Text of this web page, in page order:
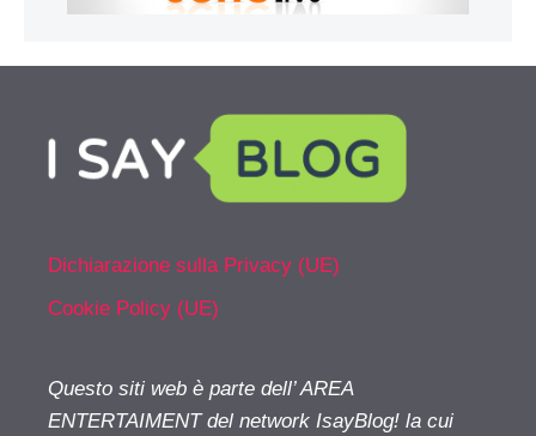
Dichiarazione sulla Privacy (UE)
Cookie Policy (UE)
Questo siti web è parte dell’ AREA
ENTERTAIMENT del network IsayBlog! la cui